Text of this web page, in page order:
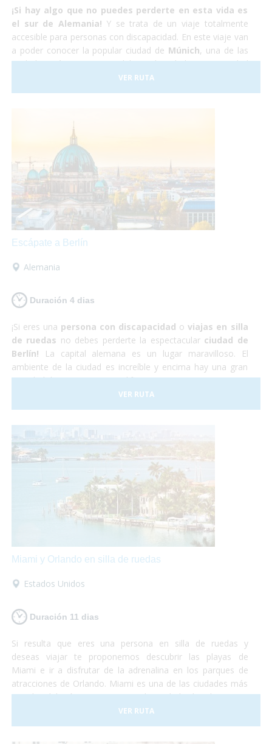
¡Si hay algo que no puedes perderte en esta vida es
el sur de Alemania! Y se trata de un viaje totalmente
accesible para personas con discapacidad. En este viaje van
a poder conocer la popular ciudad de Múnich, una de las
ciudades más importantes del mundo, y la hermosa ciudad
. No lo dudes más y atrévete
aviajar en tu silla de ruedaspor el sur de Alemania.
VER RUTA
Escápate a Berlín
Alemania
Duración 4 dias
¡Si eres una persona con discapacidad oviajas en silla
de ruedas no debes perderte la espectacular ciudad de
Berlín!
La capital alemana es un lugar maravilloso. El
ambiente de la ciudad es increíble y encima hay una gran
cantidad de monumentos, edificios y museos por visitar. La
capital alemana es totalmenteaccesible para personas
con discapacidadaunque hay que tener en cuenta que
pueden dificultar el paso a sillas de ruedas manuales. Sin
embargo nosotros nos encargaremos de todo, y tu sólo de
disfrutar.
VER RUTA
Miami y Orlando en silla de ruedas
Estados Unidos
Duración 11 dias
Si resulta que eres una persona en silla de ruedas y
deseas viajar te proponemos descubrir las playas de
Miami e ir a disfrutar de la adrenalina en los parques de
atracciones de Orlando. Miami es una de las ciudades más
grandes del país y con una gran diversidad cultural. Se trata
de un lugar de gran influencia caribeña y hermosas
playas mezclado con grandes edificios y gran lujo. En este
VER RUTA